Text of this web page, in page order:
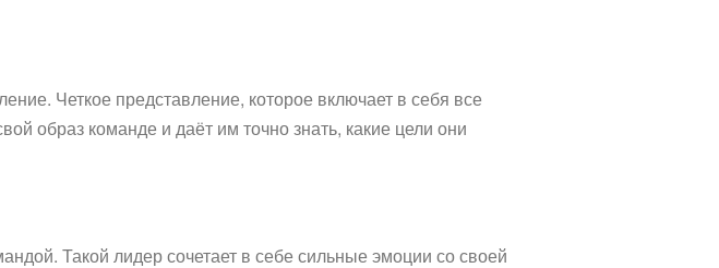
Четкое представление, которое включает в себя все
образ команде и даёт им точно знать, какие цели они
Такой лидер сочетает в себе сильные эмоции со своей